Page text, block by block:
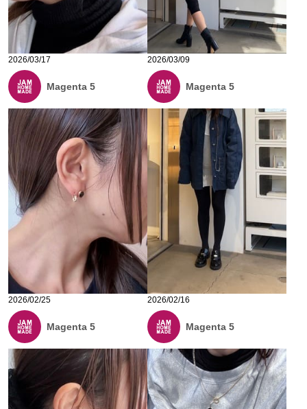
2026/03/17
Magenta 5
2026/03/09
Magenta 5
2026/02/25
Magenta 5
2026/02/16
Magenta 5